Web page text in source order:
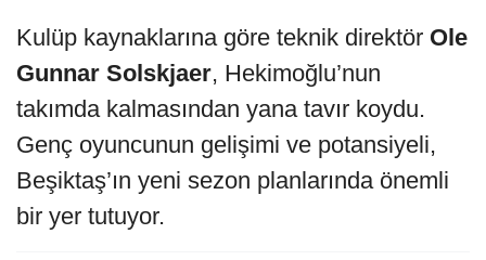
Kulüp kaynaklarına göre teknik direktör Ole
Gunnar Solskjaer, Hekimoğlu’nun
takımda kalmasından yana tavır koydu.
Genç oyuncunun gelişimi ve potansiyeli,
Beşiktaş’ın yeni sezon planlarında önemli
bir yer tutuyor.